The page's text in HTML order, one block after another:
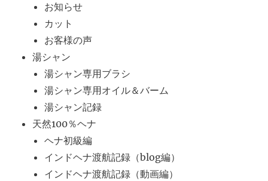
お知らせ
カット
お客様の声
湯シャン
湯シャン専用ブラシ
湯シャン専用オイル＆バーム
湯シャン記録
天然100％ヘナ
ヘナ初級編
インドヘナ渡航記録（blog編）
インドヘナ渡航記録（動画編）